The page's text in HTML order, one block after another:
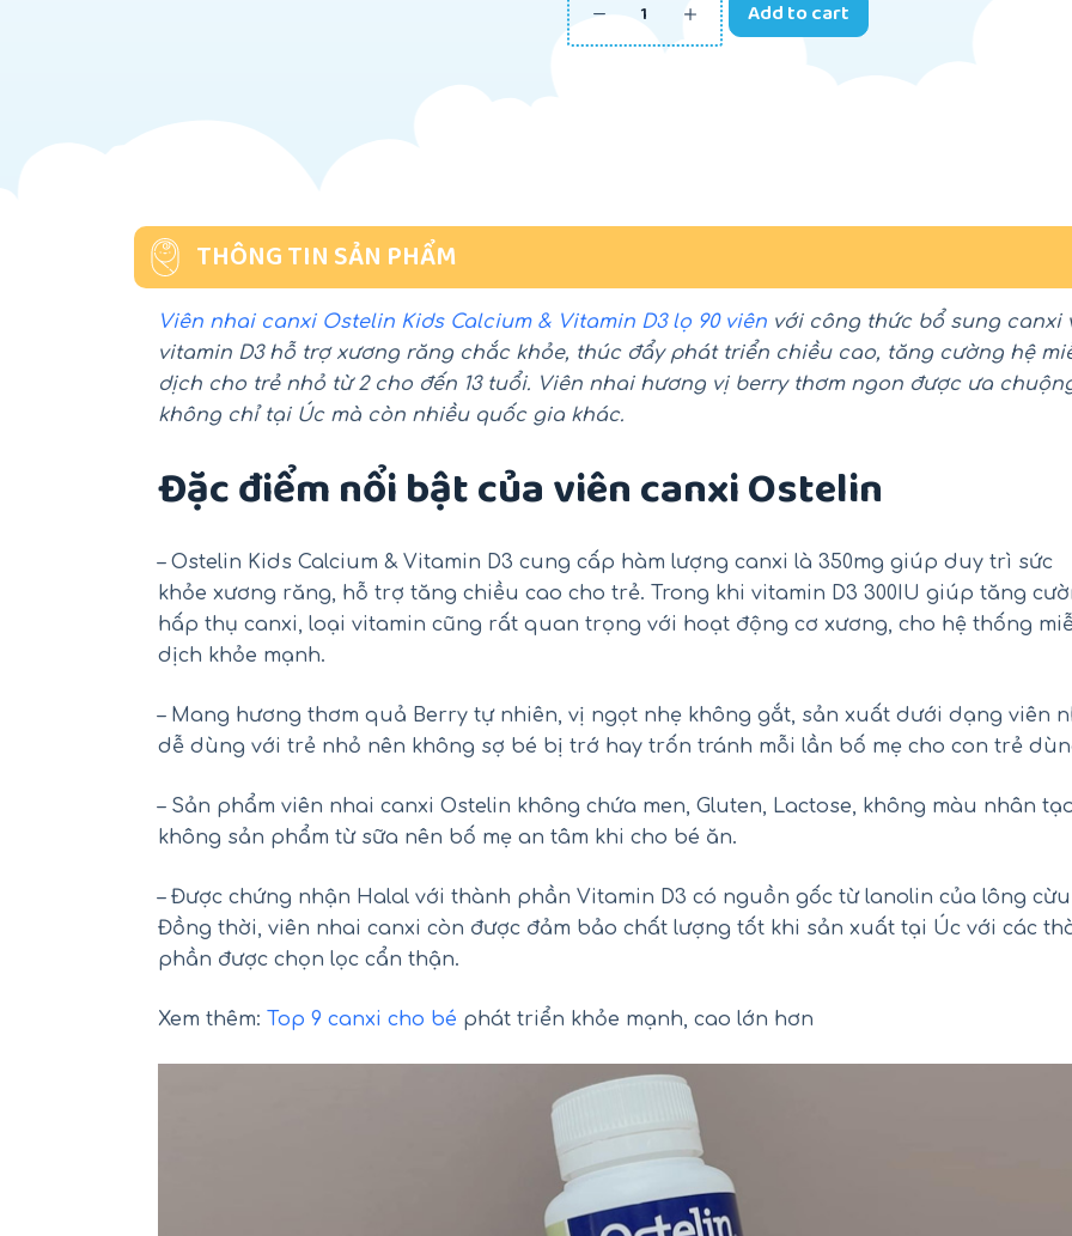
Add to cart
THÔNG TIN SẢN PHẨM
Viên nhai canxi Ostelin Kids Calcium & Vitamin D3 lọ 90 viên với công thức bổ sung canxi
vitamin D3 hỗ trợ xương răng chắc khỏe, thúc đẩy phát triển chiều cao, tăng cường hệ
dịch cho trẻ nhỏ từ 2 cho đến 13 tuổi. Viên nhai hương vị berry thơm ngon được ưa
không chỉ tại Úc mà còn nhiều quốc gia khác.
Đặc điểm nổi bật của viên canxi Ostelin
– Ostelin Kids Calcium & Vitamin D3 cung cấp hàm lượng canxi là 350mg giúp duy trì sức
khỏe xương răng, hỗ trợ tăng chiều cao cho trẻ. Trong khi vitamin D3 300IU giúp tăng
hấp thụ canxi, loại vitamin cũng rất quan trọng với hoạt động cơ xương, cho hệ thống
dịch khỏe mạnh.
– Mang hương thơm quả Berry tự nhiên, vị ngọt nhẹ không gắt, sản xuất dưới dạng viên
dễ dùng với trẻ nhỏ nên không sợ bé bị trớ hay trốn tránh mỗi lần bố mẹ cho con trẻ
– Sản phẩm viên nhai canxi Ostelin không chứa men, Gluten, Lactose, không màu nhân
không sản phẩm từ sữa nên bố mẹ an tâm khi cho bé ăn.
– Được chứng nhận Halal với thành phần Vitamin D3 có nguồn gốc từ lanolin của lông
Đồng thời, viên nhai canxi còn được đảm bảo chất lượng tốt khi sản xuất tại Úc với các
phần được chọn lọc cẩn thận.
Xem thêm: Top 9 canxi cho bé phát triển khỏe mạnh, cao lớn hơn
-18%
Muối hồng Kirkland Pink Salt Fine
Grain của Mỹ hũ 2.27kg
-26%
Siro Tylenol cho bé 2-11
Children’s Tylenol
120ml